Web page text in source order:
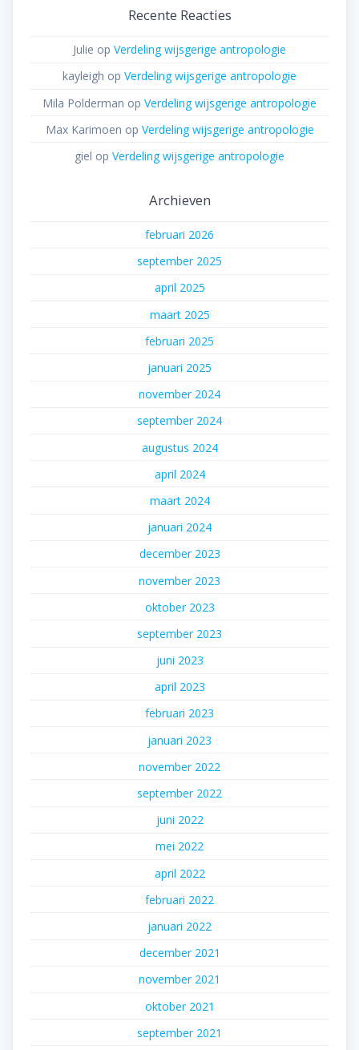
Recente Reacties
Julie op Verdeling wijsgerige antropologie
kayleigh op Verdeling wijsgerige antropologie
Mila Polderman op Verdeling wijsgerige antropologie
Max Karimoen op Verdeling wijsgerige antropologie
giel op Verdeling wijsgerige antropologie
Archieven
februari 2026
september 2025
april 2025
maart 2025
februari 2025
januari 2025
november 2024
september 2024
augustus 2024
april 2024
maart 2024
januari 2024
december 2023
november 2023
oktober 2023
september 2023
juni 2023
april 2023
februari 2023
januari 2023
november 2022
september 2022
juni 2022
mei 2022
april 2022
februari 2022
januari 2022
december 2021
november 2021
oktober 2021
september 2021